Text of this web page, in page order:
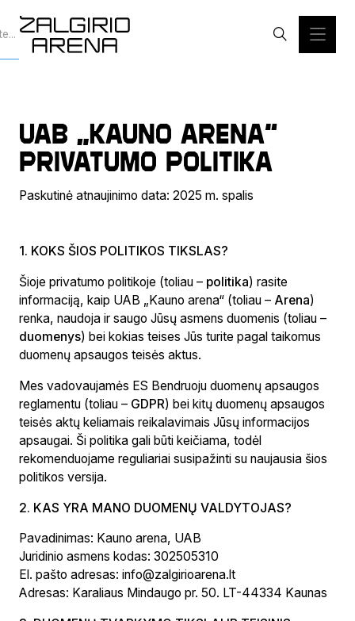
UAB „KAUNO ARENA“
PRIVATUMO POLITIKA
Paskutinė atnaujinimo data: 2025 m. spalis
1. KOKS ŠIOS POLITIKOS TIKSLAS?
Šioje privatumo politikoje (toliau – politika) rasite
informaciją, kaip UAB „Kauno arena“ (toliau – Arena)
renka, naudoja ir saugo Jūsų asmens duomenis (toliau –
duomenys) bei kokias teises Jūs turite pagal taikomus
duomenų apsaugos teisės aktus.
Mes vadovaujamės ES Bendruoju duomenų apsaugos
reglamentu (toliau – GDPR) bei kitų duomenų apsaugos
teisės aktų keliamais reikalavimais Jūsų informacijos
apsaugai. Ši politika gali būti keičiama, todėl
rekomenduojame reguliariai susipažinti su naujausia šios
politikos versija.
2. KAS YRA MANO DUOMENŲ VALDYTOJAS?
Pavadinimas: Kauno arena, UAB
Juridinio asmens kodas: 302505310
El. pašto adresas: info@zalgirioarena.lt
Adresas: Karaliaus Mindaugo pr. 50. LT-44334 Kaunas